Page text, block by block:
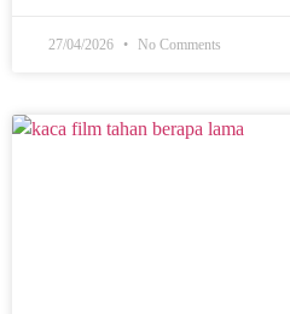
27/04/2026 No Comments